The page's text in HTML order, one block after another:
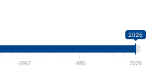
2026
-3987 -980 2026